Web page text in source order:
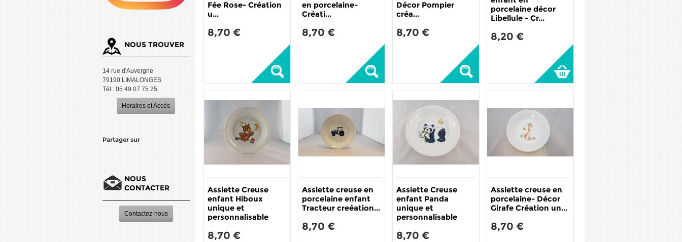
NOUS TROUVER
14 rue d'Auvergne
79190 LIMALONGES
Tél : 05 49 07 75 25
Horaires et Accès
Partager sur
NOUS
CONTACTER
Contactez-nous
Fée Rose- Création
u...
8,70 €
en porcelaine-
Créati...
8,70 €
Décor Pompier
créa...
8,70 €
porcelaine décor
Libellule - Cr...
8,20 €
Assiette Creuse
enfant Hiboux
unique et
personnalisable
8,70 €
Assiette creuse en
porcelaine enfant
Tracteur creéation...
8,70 €
Assiette Creuse
enfant Panda
unique et
personnalisable
8,70 €
Assiette creuse en
porcelaine- Décor
Girafe Création un...
8,70 €